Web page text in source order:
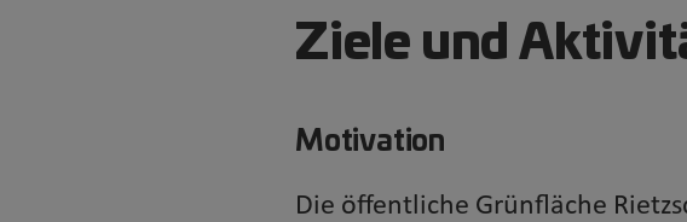
Ziele und
Motivation
Die öffentliche Grünfläche